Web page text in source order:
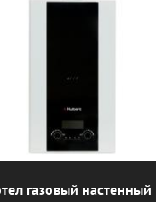
газовый настенный